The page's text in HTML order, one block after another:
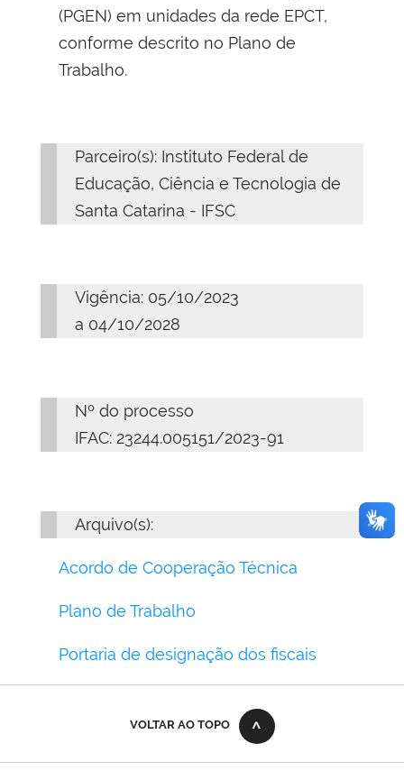
(PGEN) em unidades da rede EPCT,
conforme descrito no Plano de
Trabalho.
Parceiro(s): Instituto Federal de
Educação, Ciência e Tecnologia de
Santa Catarina - IFSC
Vigência: 05/10/2023
a 04/10/2028
Nº do processo
IFAC: 23244.005151/2023-91
Arquivo(s):
Acordo de Cooperação Técnica
Plano de Trabalho
Portaria de designação dos fiscais
VOLTAR AO TOPO